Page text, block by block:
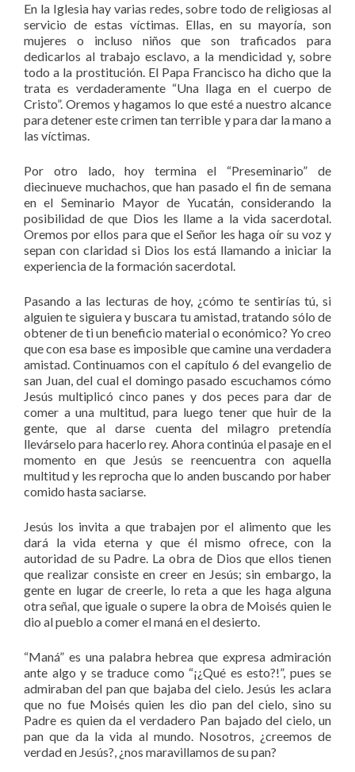
En la Iglesia hay varias redes, sobre todo de religiosas al
servicio de estas víctimas. Ellas, en su mayoría, son
mujeres o incluso niños que son traficados para
dedicarlos al trabajo esclavo, a la mendicidad y, sobre
todo a la prostitución. El Papa Francisco ha dicho que la
trata es verdaderamente “Una llaga en el cuerpo de
Cristo”. Oremos y hagamos lo que esté a nuestro alcance
para detener este crimen tan terrible y para dar la mano a
las víctimas.
Por otro lado, hoy termina el “Preseminario” de
diecinueve muchachos, que han pasado el fin de semana
en el Seminario Mayor de Yucatán, considerando la
posibilidad de que Dios les llame a la vida sacerdotal.
Oremos por ellos para que el Señor les haga oír su voz y
sepan con claridad si Dios los está llamando a iniciar la
experiencia de la formación sacerdotal.
Pasando a las lecturas de hoy, ¿cómo te sentirías tú, si
alguien te siguiera y buscara tu amistad, tratando sólo de
obtener de ti un beneficio material o económico? Yo creo
que con esa base es imposible que camine una verdadera
amistad. Continuamos con el capítulo 6 del evangelio de
san Juan, del cual el domingo pasado escuchamos cómo
Jesús multiplicó cinco panes y dos peces para dar de
comer a una multitud, para luego tener que huir de la
gente, que al darse cuenta del milagro pretendía
llevárselo para hacerlo rey. Ahora continúa el pasaje en el
momento en que Jesús se reencuentra con aquella
multitud y les reprocha que lo anden buscando por haber
comido hasta saciarse.
Jesús los invita a que trabajen por el alimento que les
dará la vida eterna y que él mismo ofrece, con la
autoridad de su Padre. La obra de Dios que ellos tienen
que realizar consiste en creer en Jesús; sin embargo, la
gente en lugar de creerle, lo reta a que les haga alguna
otra señal, que iguale o supere la obra de Moisés quien le
dio al pueblo a comer el maná en el desierto.
“Maná” es una palabra hebrea que expresa admiración
ante algo y se traduce como “¡¿Qué es esto?!”, pues se
admiraban del pan que bajaba del cielo. Jesús les aclara
que no fue Moisés quien les dio pan del cielo, sino su
Padre es quien da el verdadero Pan bajado del cielo, un
pan que da la vida al mundo. Nosotros, ¿creemos de
verdad en Jesús?, ¿nos maravillamos de su pan?